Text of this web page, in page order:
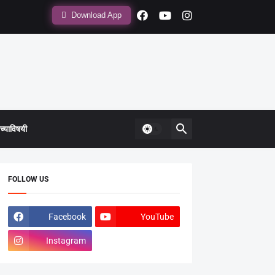
Download App
FOLLOW US
Facebook YouTube
Instagram